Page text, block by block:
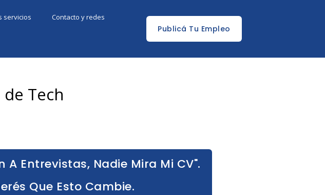
servicios Contacto y redes
Publicá Tu Empleo
Tech
A Entrevistas, Nadie Mira Mi CV".
Que Esto Cambie.